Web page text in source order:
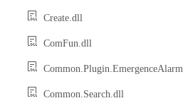
Create.dll
ComFun.dll
Common.Plugin.EmergenceAlarmDetailPlugin.dll
Common.Search.dll